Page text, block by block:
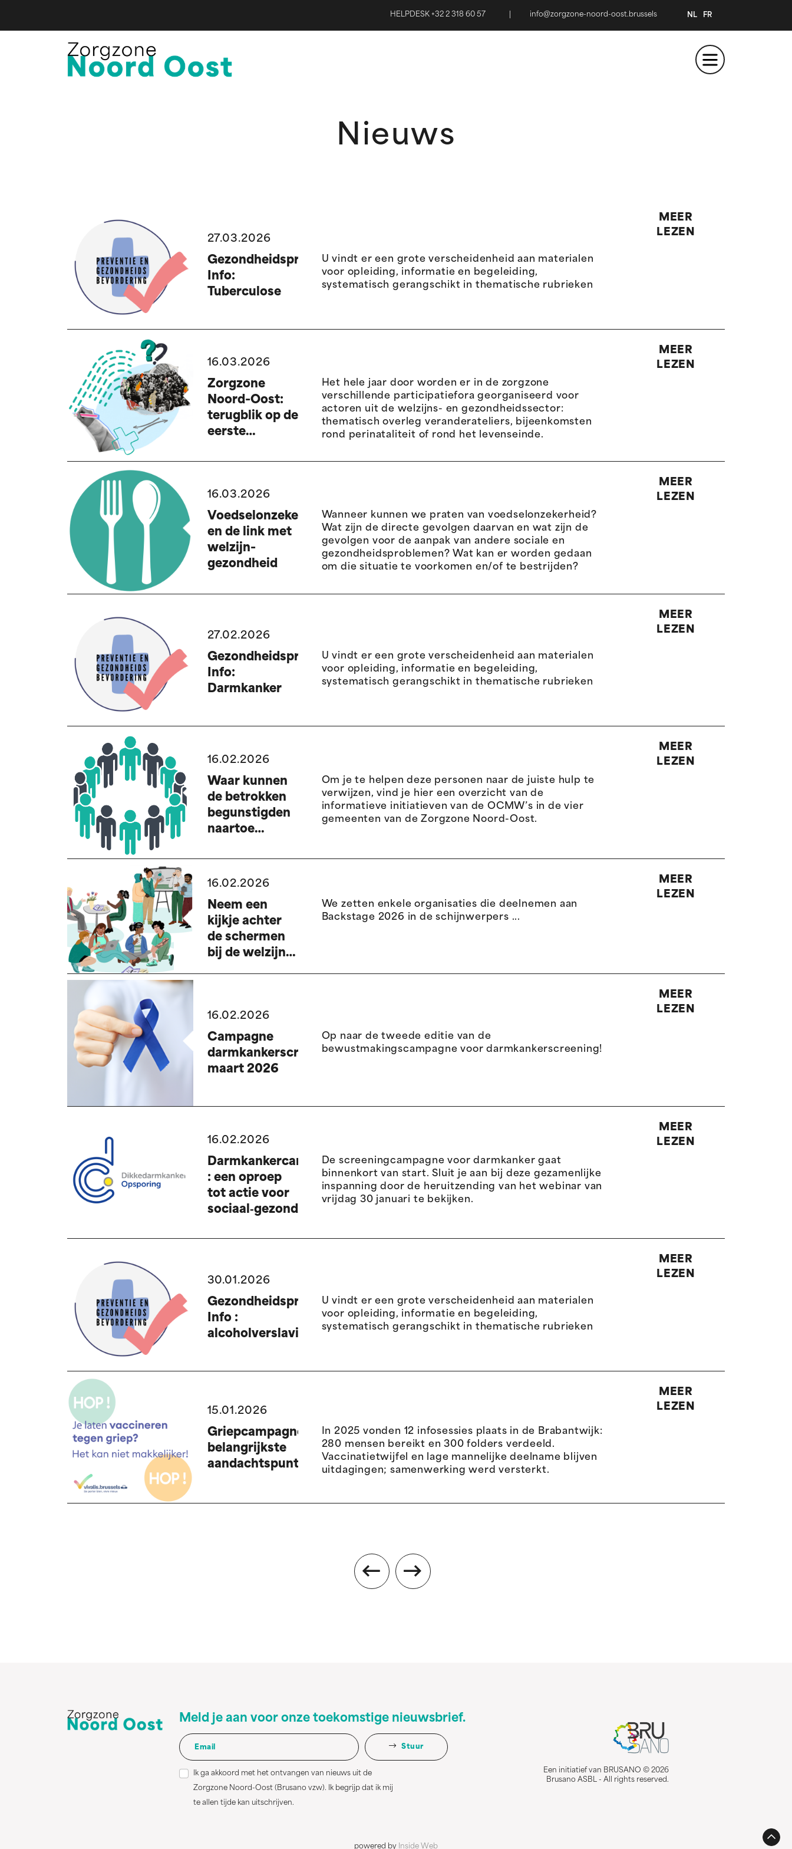
HELPDESK +32 2 318 60 57 info@zorgzone-noord-oost.brussels NL FR
Nieuws
27.03.2026
Gezondheidspreventie
Info:
Tuberculose
U vindt er een grote verscheidenheid aan materialen
voor opleiding, informatie en begeleiding,
systematisch gerangschikt in thematische rubrieken
MEER
LEZEN
16.03.2026
Zorgzone
Noord-Oost:
terugblik op de
eerste
van het jaar
Het hele jaar door worden er in de zorgzone
verschillende participatiefora georganiseerd voor
actoren uit de welzijns- en gezondheidssector:
thematisch overleg veranderateliers, bijeenkomsten
rond perinataliteit of rond het levenseinde.
MEER
LEZEN
16.03.2026
Voedselonzekerheid
en de link met
welzijn-
gezondheid
Wanneer kunnen we praten van voedselonzekerheid?
Wat zijn de directe gevolgen daarvan en wat zijn de
gevolgen voor de aanpak van andere sociale en
gezondheidsproblemen? Wat kan er worden gedaan
om die situatie te voorkomen en/of te bestrijden?
MEER
LEZEN
27.02.2026
Gezondheidspreventie
Info:
Darmkanker
U vindt er een grote verscheidenheid aan materialen
voor opleiding, informatie en begeleiding,
systematisch gerangschikt in thematische rubrieken
MEER
LEZEN
16.02.2026
Waar kunnen
de betrokken
begunstigden
naartoe
doorverwezen
in het kader
werkloosheidshervorming?
Om je te helpen deze personen naar de juiste hulp te
verwijzen, vind je hier een overzicht van de
informatieve initiatieven van de OCMW’s in de vier
gemeenten van de Zorgzone Noord-Oost.
MEER
LEZEN
16.02.2026
Neem een
kijkje achter
de schermen
bij de welzijns-
Noord-Oost
We zetten enkele organisaties die deelnemen aan
Backstage 2026 in de schijnwerpers ...
MEER
LEZEN
16.02.2026
Campagne
darmkankerscreening:
maart 2026
Op naar de tweede editie van de
bewustmakingscampagne voor darmkankerscreening!
MEER
LEZEN
16.02.2026
Darmkankercampagne
: een oproep
tot actie voor
sociaal‑gezondheidsprofessionals
De screeningcampagne voor darmkanker gaat
binnenkort van start. Sluit je aan bij deze gezamenlijke
inspanning door de heruitzending van het webinar van
vrijdag 30 januari te bekijken.
MEER
LEZEN
30.01.2026
Gezondheidspreventie
Info :
alcoholverslaving
U vindt er een grote verscheidenheid aan materialen
voor opleiding, informatie en begeleiding,
systematisch gerangschikt in thematische rubrieken
MEER
LEZEN
15.01.2026
Griepcampagne:
belangrijkste
aandachtspunten
In 2025 vonden 12 infosessies plaats in de Brabantwijk:
280 mensen bereikt en 300 folders verdeeld.
Vaccinatietwijfel en lage mannelijke deelname blijven
uitdagingen; samenwerking werd versterkt.
MEER
LEZEN
Meld je aan voor onze toekomstige nieuwsbrief.
Stuur
Ik ga akkoord met het ontvangen van nieuws uit de
Zorgzone Noord-Oost (Brusano vzw). Ik begrijp dat ik mij
te allen tijde kan uitschrijven.
Een initiatief van BRUSANO © 2026
Brusano ASBL - All rights reserved.
powered by Inside Web